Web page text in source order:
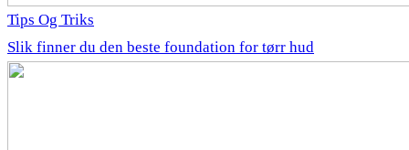
Tips Og Triks
Slik finner du den beste foundation for tørr hud